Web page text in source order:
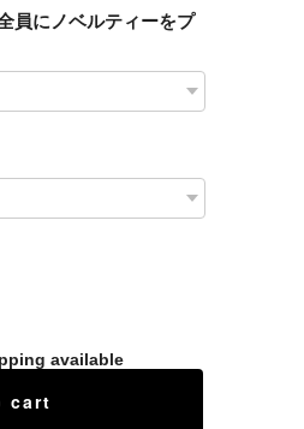
員にノベルティーをプ
available
cart